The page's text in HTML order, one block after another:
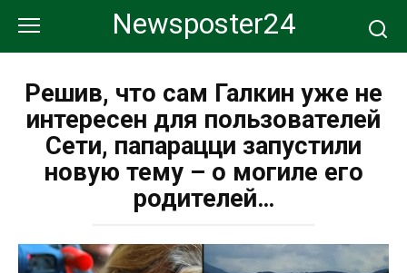
контенту
Newsposter24
Решив, что сам Галкин уже не
интересен для пользователей
Сети, папарацци запустили
новую тему – о могиле его
родителей…